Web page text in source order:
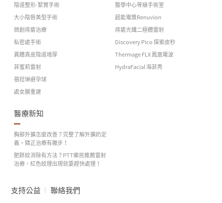
陰道整形-緊實手術
大小陰唇美型手術
微創痔瘡治療
私密處手術
異體真皮陰道增厚
菲蜜莉雷射
蓓菈琳避孕球
處女膜重建
醫學中心等級手術室
超能電漿Renuvion
痔瘡光纖二極體雷射
Discovery Pico 探索皮秒
Thermage FLX 鳳凰電波
HydraFacial 海菲秀
醫療新知
胸部外擴怎麼改善？完整了解外擴奶定
義，矯正治療有撇步！
肥胖紋消除有方法？PTT鄉民推薦雷射
治療，紅色紋理出現就要趕快處理！
支持公益 聯絡我們